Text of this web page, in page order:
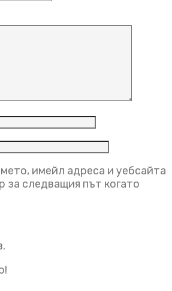
имейл адреса и уебсайта
за следващия път когато